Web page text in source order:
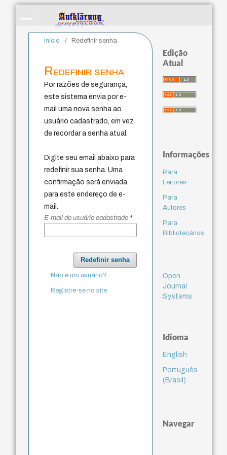
Início / Redefinir senha
Redefinir senha
Por razões de segurança,
este sistema envia por e-
mail uma nova senha ao
usuário cadastrado, em vez
de recordar a senha atual.
Digite seu email abaixo para
redefinir sua senha. Uma
confirmação será enviada
para este endereço de e-
mail.
E-mail do usuário cadastrado *
Redefinir senha
Não é um usuário?
Registre-se no site
Edição
Atual
Informações
Para
Leitores
Para
Autores
Para
Bibliotecários
Open
Journal
Systems
Idioma
English
Português
(Brasil)
Navegar